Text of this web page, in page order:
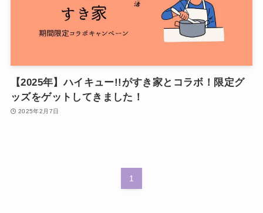
【2025年】ハイキュー!!がすき家とコラボ！限定グ
ッズをゲットしてきました！
2025年2月7日
1